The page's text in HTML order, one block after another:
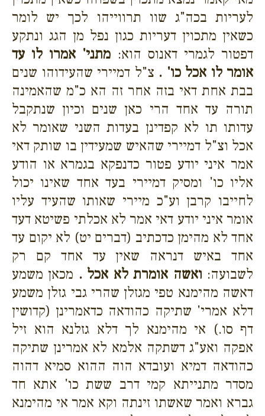
לעריות בכה"ג שוו תרווייהו לכך יש לומר
כשאין מתכוין דעריות כגון נפל מן הגג ונתקע
דפטור לגמרי דאנוס הוא: מתני' אמרו לו עד
אומר לו אכל כו' . צ"ל דמיירי שהעידוהו שנים
בבת אחת דאי בזה אחר זה הא כ"מ שהאמינה
תורה עד אחד הרי כאן שנים וכיון שנתקבל
עדותו תו לא קפדינן בעדות השני שאומר לא
אכל וצ"ל דמיירי שהאיש שמעידין בו שותק דאי
אמר איני יודע פטור כדנפקא בגמרא או הודע
אליו כו' ומסיק דמיירי בעד אחד שאינו יכול
לחייבו קרבן וע"כ מיירי שאותו שהעיד עליו
אומר איני יודע דאי אמר לא אכלתי פשיטא דעד
אחד לא מהימן כדכתיב (דברים יט) לא יקום עד
אחד באיש דנראה שאין עד אחד קם רק
לשבועה: ואשה אומרת לא אכל . מכאן משמע
דאשה מהימנא טפי מגזלן שהרי גבי גזלן משמע
דלא אמרי' שתיקה כהודאה כדאמרינן (קדושין
דף סו.) אי מהימנא לך דלא גזלנא הוא זיל
אפקה ואע"ג דשתקה אלמא לא אמרינן שתיקה
כהודאה דמיא ועובדא הוה ההוא סמיא דהוה
מסדר מתנייתא קמי דרב ששת כו' אתא חד
גברא ואמר שאשתו זינתה וקא אמר אי מהימנא